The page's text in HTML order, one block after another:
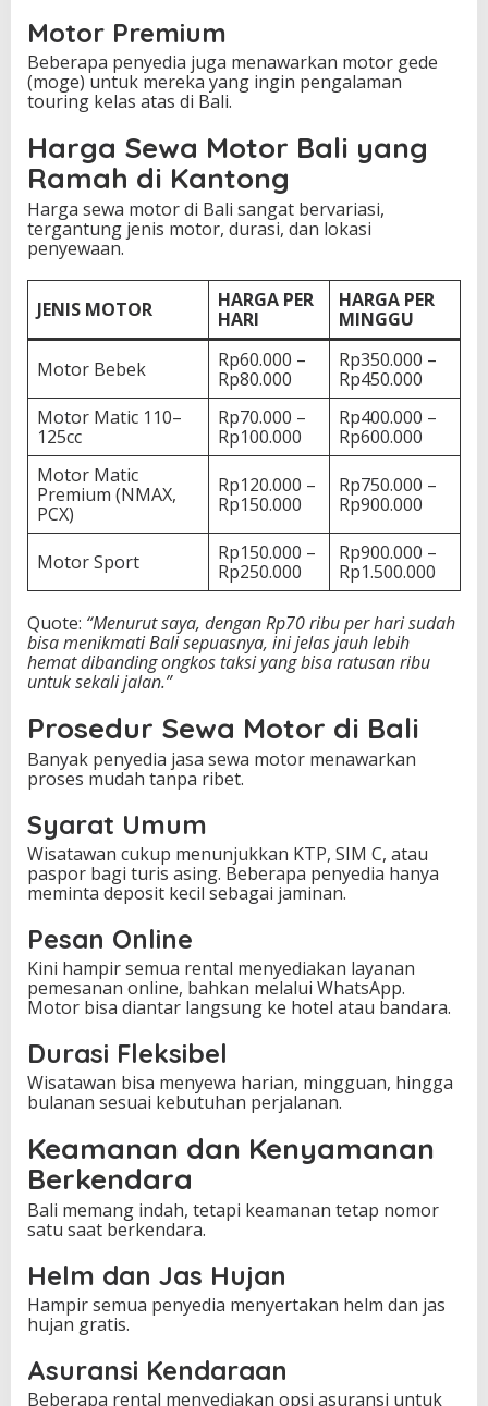
Motor Premium
Beberapa penyedia juga menawarkan motor gede
(moge) untuk mereka yang ingin pengalaman
touring kelas atas di Bali.
Harga Sewa Motor Bali yang
Ramah di Kantong
Harga sewa motor di Bali sangat bervariasi,
tergantung jenis motor, durasi, dan lokasi
penyewaan.
JENIS MOTOR
HARGA PER
HARI
HARGA PER
MINGGU
Motor Bebek
Rp60.000 –
Rp80.000
Rp350.000 –
Rp450.000
Motor Matic 110–
125cc
Rp70.000 –
Rp100.000
Rp400.000 –
Rp600.000
Motor Matic
Premium (NMAX,
PCX)
Rp120.000 –
Rp150.000
Rp750.000 –
Rp900.000
Motor Sport
Rp150.000 –
Rp250.000
Rp900.000 –
Rp1.500.000
Quote: “Menurut saya, dengan Rp70 ribu per hari sudah
bisa menikmati Bali sepuasnya, ini jelas jauh lebih
hemat dibanding ongkos taksi yang bisa ratusan ribu
untuk sekali jalan.”
Prosedur Sewa Motor di Bali
Banyak penyedia jasa sewa motor menawarkan
proses mudah tanpa ribet.
Syarat Umum
Wisatawan cukup menunjukkan KTP, SIM C, atau
paspor bagi turis asing. Beberapa penyedia hanya
meminta deposit kecil sebagai jaminan.
Pesan Online
Kini hampir semua rental menyediakan layanan
pemesanan online, bahkan melalui WhatsApp.
Motor bisa diantar langsung ke hotel atau bandara.
Durasi Fleksibel
Wisatawan bisa menyewa harian, mingguan, hingga
bulanan sesuai kebutuhan perjalanan.
Keamanan dan Kenyamanan
Berkendara
Bali memang indah, tetapi keamanan tetap nomor
satu saat berkendara.
Helm dan Jas Hujan
Hampir semua penyedia menyertakan helm dan jas
hujan gratis.
Asuransi Kendaraan
Beberapa rental menyediakan opsi asuransi untuk